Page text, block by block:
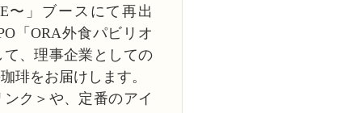
〜」ブースにて再出
「ORA外食パビリオ
、理事企業としての
琲をお届けします。
ク＞や、定番のアイ